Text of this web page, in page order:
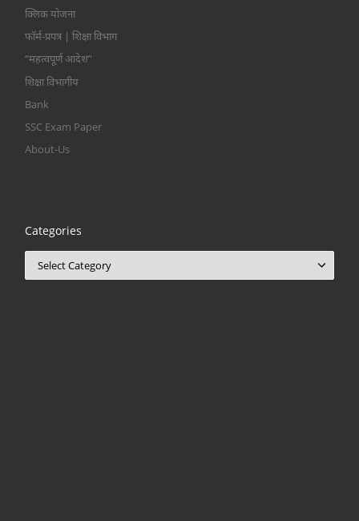
क्लिक योजना
फॉर्म-प्रपत्र | शिक्षा विभाग
“महत्वपूर्ण आदेश”
शिक्षा विभागीय
Bank
SSC Exam Paper
About-Us
Categories